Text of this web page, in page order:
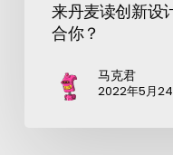
来丹麦读创新设
合你？
马克君
2022年5月